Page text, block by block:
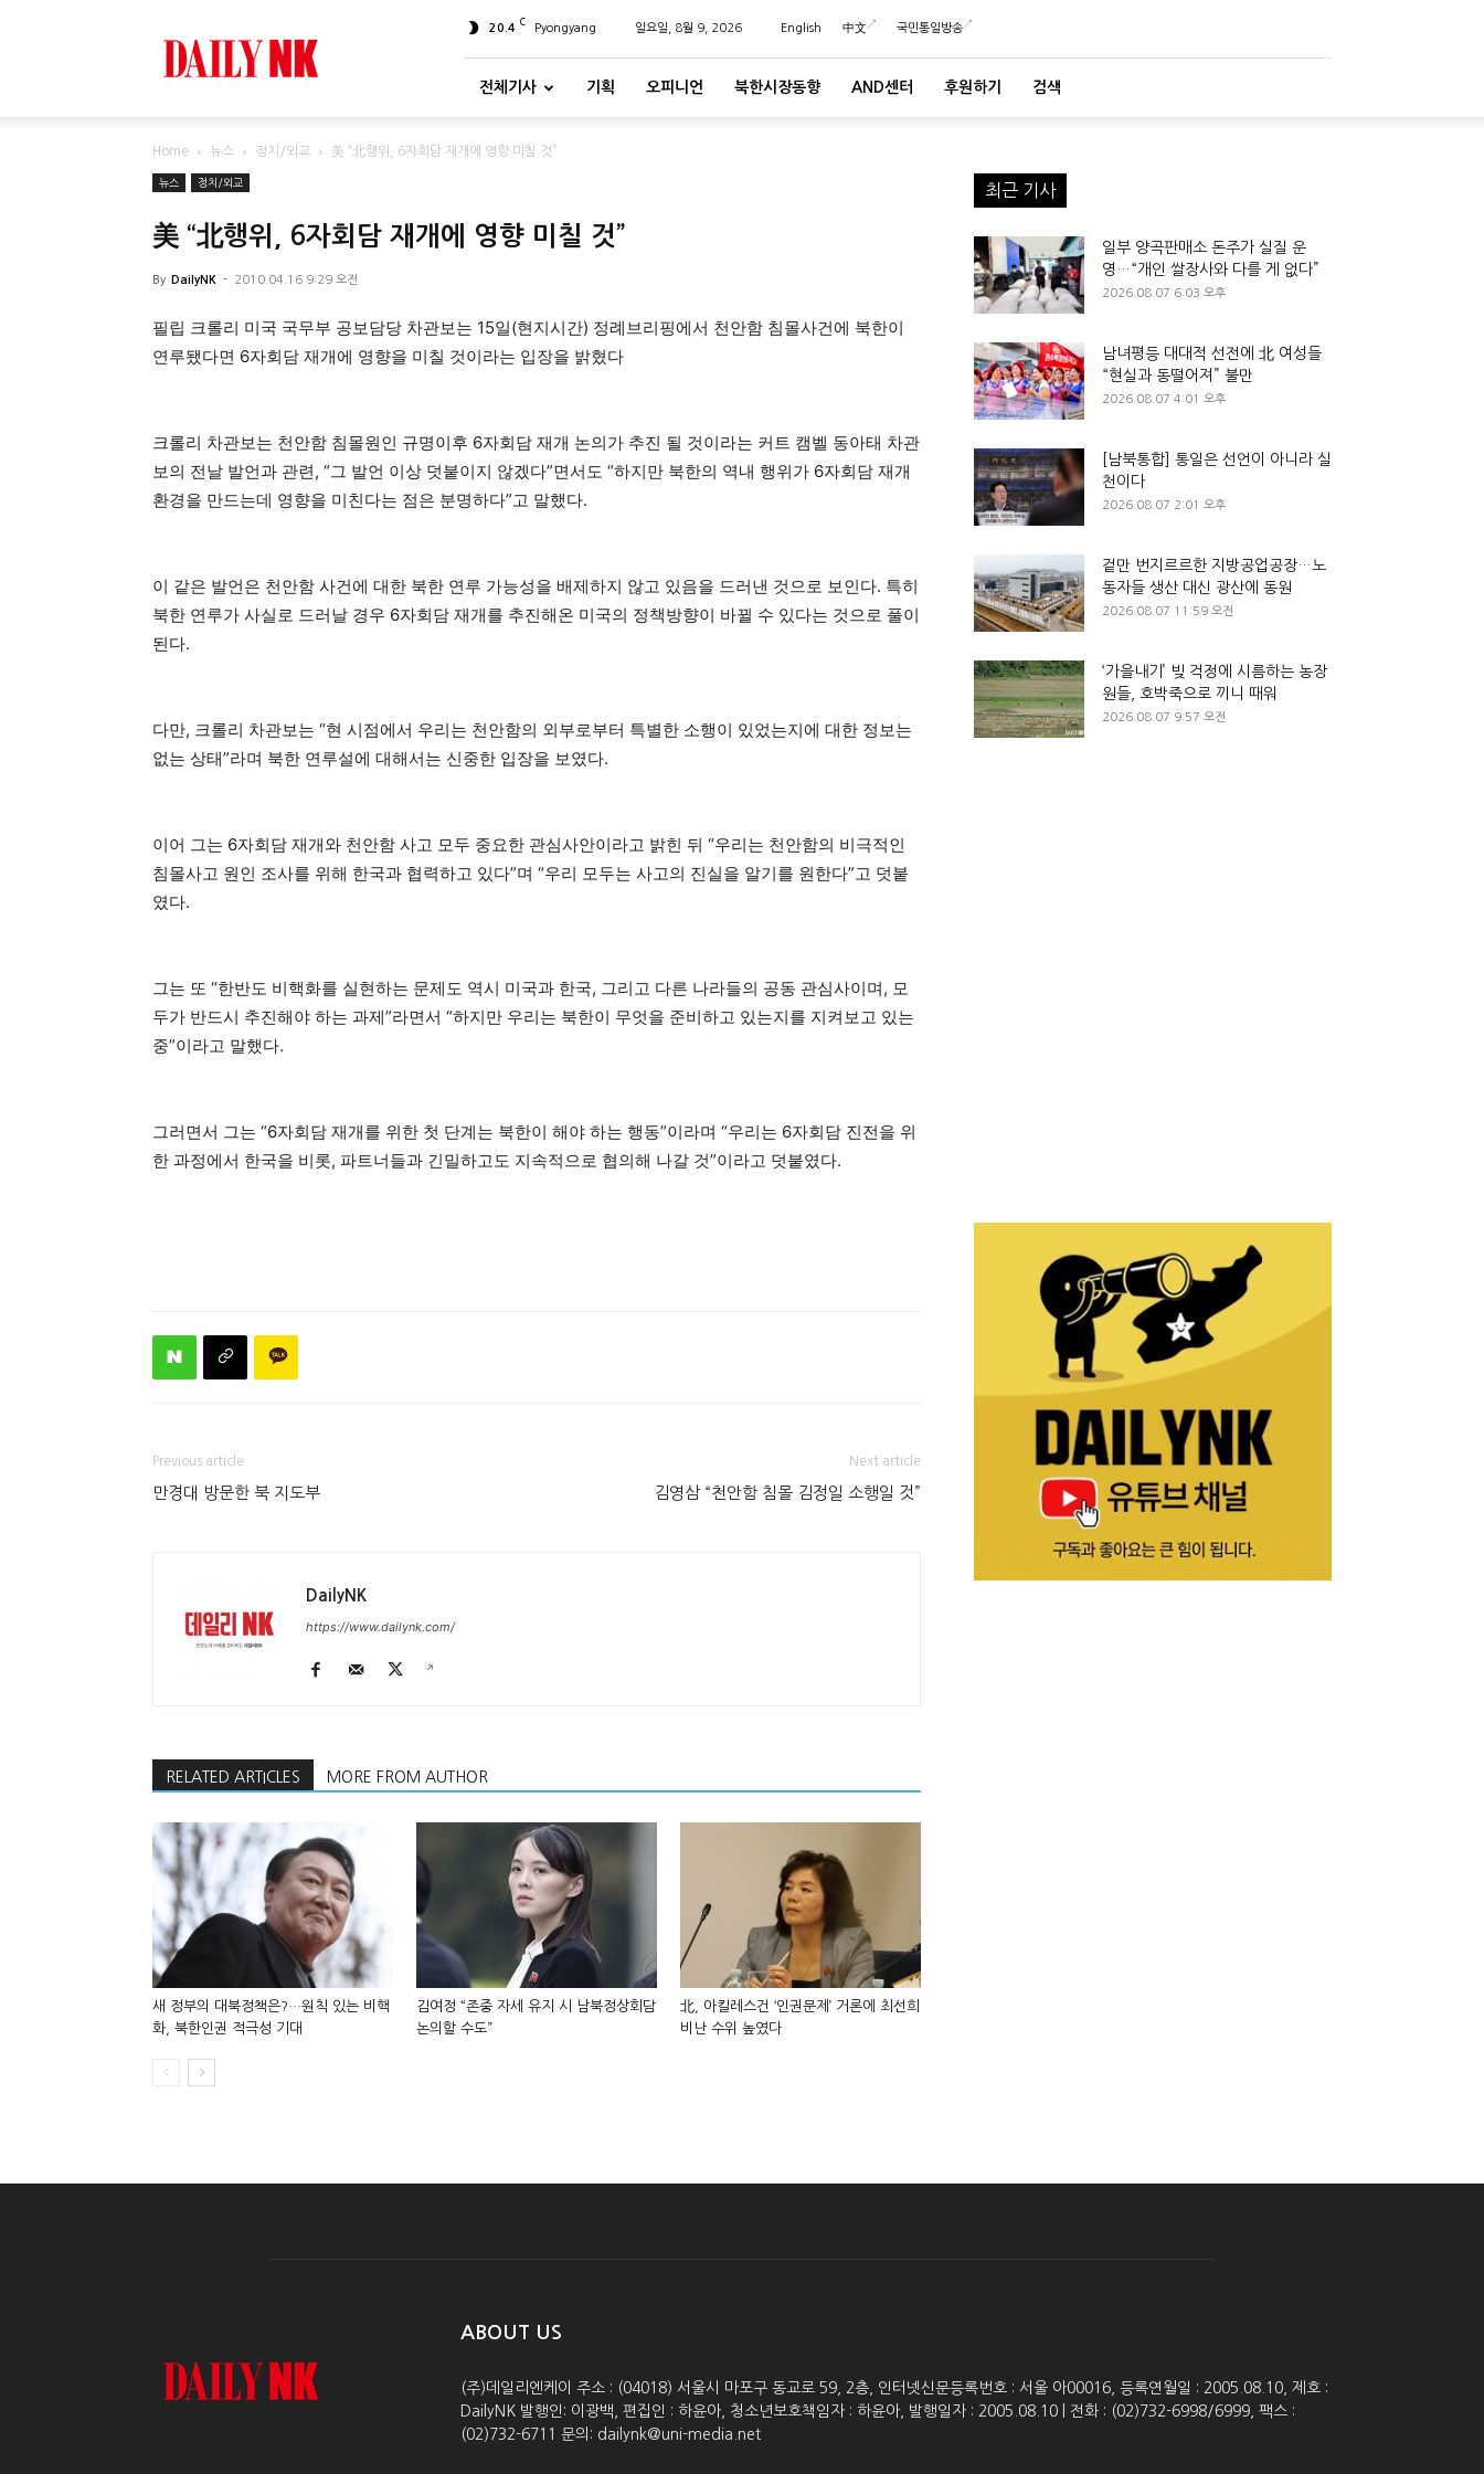
20.4 C Pyongyang 일요일, 8월 9, 2026 English 中文 국민통일방송
전체기사 기획 오피니언 북한시장동향 AND센터 후원하기 검색
Home 뉴스 정치/외교 美 “北행위, 6자회담 재개에 영향 미칠 것”
뉴스 정치/외교
美 “北행위, 6자회담 재개에 영향 미칠 것”
By DailyNK - 2010.04.16 9:29 오전
필립 크롤리 미국 국무부 공보담당 차관보는 15일(현지시간) 정례브리핑에서 천안함 침몰사건에 북한이
연루됐다면 6자회담 재개에 영향을 미칠 것이라는 입장을 밝혔다
크롤리 차관보는 천안함 침몰원인 규명이후 6자회담 재개 논의가 추진 될 것이라는 커트 캠벨 동아태 차관
보의 전날 발언과 관련, “그 발언 이상 덧붙이지 않겠다”면서도 “하지만 북한의 역내 행위가 6자회담 재개
환경을 만드는데 영향을 미친다는 점은 분명하다”고 말했다.
이 같은 발언은 천안함 사건에 대한 북한 연루 가능성을 배제하지 않고 있음을 드러낸 것으로 보인다. 특히
북한 연루가 사실로 드러날 경우 6자회담 재개를 추진해온 미국의 정책방향이 바뀔 수 있다는 것으로 풀이
된다.
다만, 크롤리 차관보는 “현 시점에서 우리는 천안함의 외부로부터 특별한 소행이 있었는지에 대한 정보는
없는 상태”라며 북한 연루설에 대해서는 신중한 입장을 보였다.
이어 그는 6자회담 재개와 천안함 사고 모두 중요한 관심사안이라고 밝힌 뒤 “우리는 천안함의 비극적인
침몰사고 원인 조사를 위해 한국과 협력하고 있다”며 “우리 모두는 사고의 진실을 알기를 원한다”고 덧붙
였다.
그는 또 “한반도 비핵화를 실현하는 문제도 역시 미국과 한국, 그리고 다른 나라들의 공동 관심사이며, 모
두가 반드시 추진해야 하는 과제”라면서 “하지만 우리는 북한이 무엇을 준비하고 있는지를 지켜보고 있는
중”이라고 말했다.
그러면서 그는 “6자회담 재개를 위한 첫 단계는 북한이 해야 하는 행동”이라며 “우리는 6자회담 진전을 위
한 과정에서 한국을 비롯, 파트너들과 긴밀하고도 지속적으로 협의해 나갈 것”이라고 덧붙였다.
Previous article
만경대 방문한 북 지도부
Next article
김영삼 “천안함 침몰 김정일 소행일 것”
DailyNK
https://www.dailynk.com/
RELATED ARTICLES MORE FROM AUTHOR
새 정부의 대북정책은?…원칙 있는 비핵
화, 북한인권 적극성 기대
김여정 “존중 자세 유지 시 남북정상회담
논의할 수도”
北, 아킬레스건 ‘인권문제’ 거론에 최선희
비난 수위 높였다
최근 기사
일부 양곡판매소 돈주가 실질 운
영…“개인 쌀장사와 다를 게 없다”
2026.08.07 6:03 오후
남녀평등 대대적 선전에 北 여성들
“현실과 동떨어져” 불만
2026.08.07 4:01 오후
[남북통합] 통일은 선언이 아니라 실
천이다
2026.08.07 2:01 오후
겉만 번지르르한 지방공업공장…노
동자들 생산 대신 광산에 동원
2026.08.07 11:59 오전
‘가을내기’ 빚 걱정에 시름하는 농장
원들, 호박죽으로 끼니 때워
2026.08.07 9:57 오전
ABOUT US
(주)데일리엔케이 주소 : (04018) 서울시 마포구 동교로 59, 2층, 인터넷신문등록번호 : 서울 아00016, 등록연월일 : 2005.08.10, 제호 :
DailyNK 발행인: 이광백, 편집인 : 하윤아, 청소년보호책임자 : 하윤아, 발행일자 : 2005.08.10 | 전화 : (02)732-6998/6999, 팩스 :
(02)732-6711 문의: dailynk@uni-media.net